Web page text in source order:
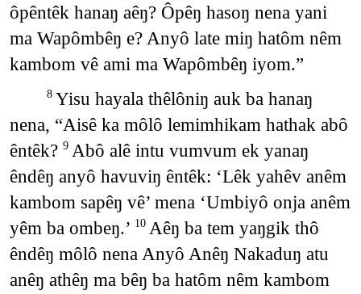
ôpêntêk hanaŋ aêŋ? Ôpêŋ hasoŋ nena yani
ma Wapômbêŋ e? Anyô late miŋ hatôm nêm
kambom vê ami ma Wapômbêŋ iyom.”
8 Yisu hayala thêlôniŋ auk ba hanaŋ
nena, “Aisê ka môlô lemimhikam hathak abô
êntêk? 9 Abô alê intu vumvum ek yanaŋ
êndêŋ anyô havuviŋ êntêk: ‘Lêk yahêv anêm
kambom sapêŋ vê’ mena ‘Umbiyô onja anêm
yêm ba ombeŋ.’ 10 Aêŋ ba tem yaŋgik thô
êndêŋ môlô nena Anyô Anêŋ Nakaduŋ atu
anêŋ athêŋ ma bêŋ ba hatôm nêm kambom